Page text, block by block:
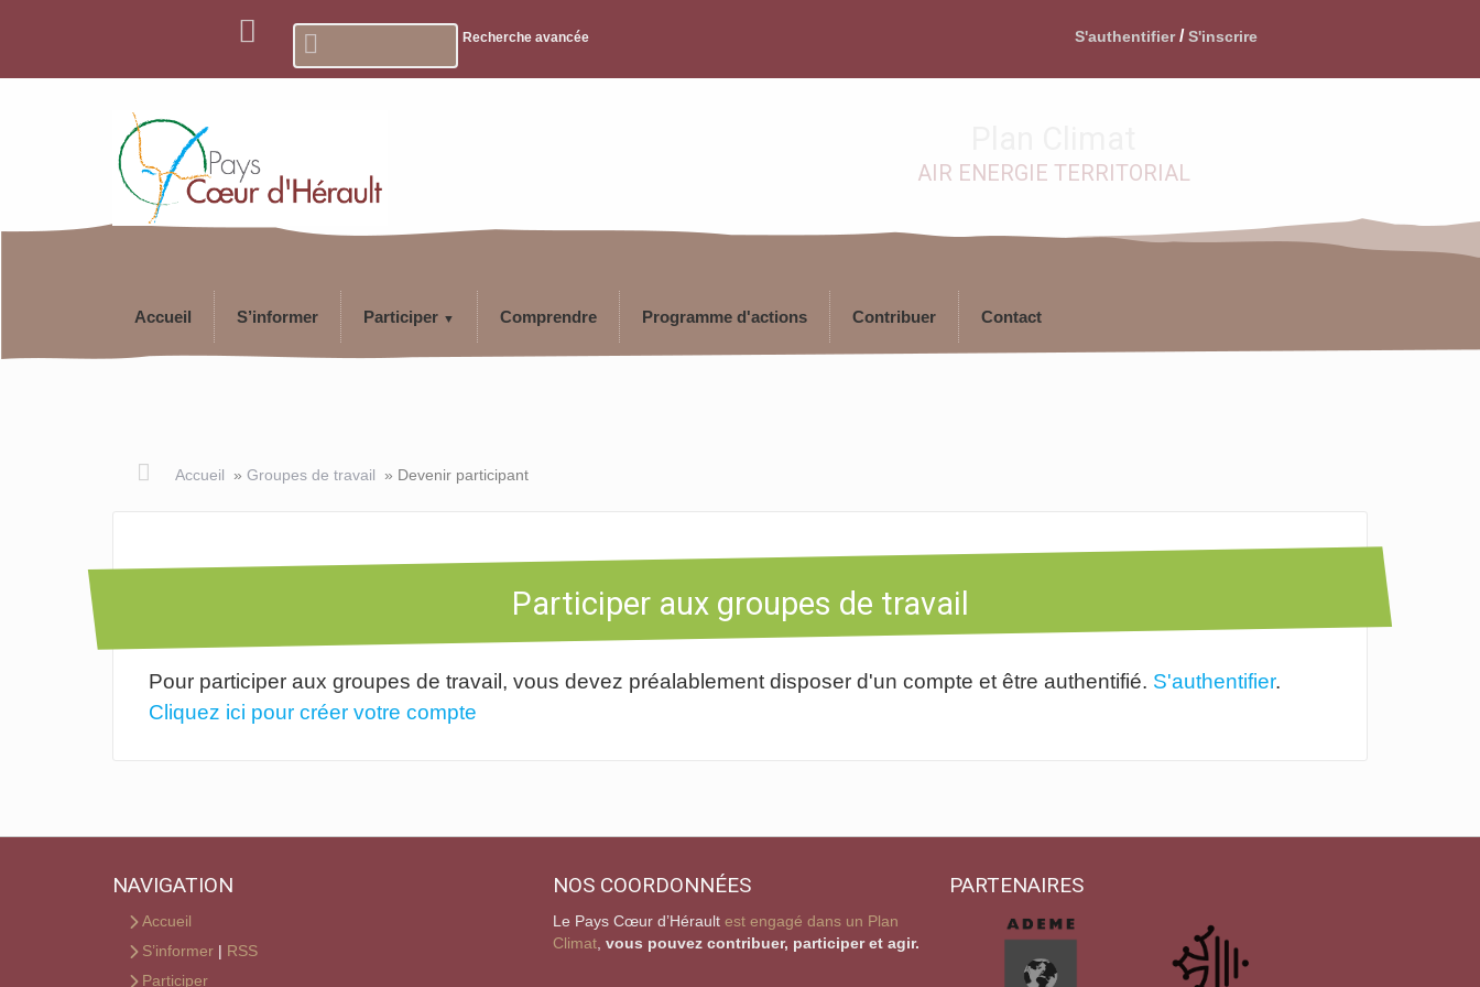
Recherche avancée S'authentifier/S'inscrire
AIR ENERGIE TERRITORIAL
Accueil S’informer Participer ▼ Comprendre Programme d'actions Contribuer Contact
Accueil » Groupes de travail » Devenir participant
Participer aux groupes de travail
Pour participer aux groupes de travail, vous devez préalablement disposer d'un compte et être authentifié. S'authentifier.
Cliquez ici pour créer votre compte
NAVIGATION
Accueil
S’informer
RSS
Participer
NOS COORDONNÉES
Le Pays Cœur d’Hérault est engagé dans un Plan
Climat, vous pouvez contribuer, participer et agir.
PARTENAIRES